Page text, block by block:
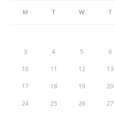
M T W T
3 4 5 6
10 11 12 13
17 18 19 20
24 25 26 27